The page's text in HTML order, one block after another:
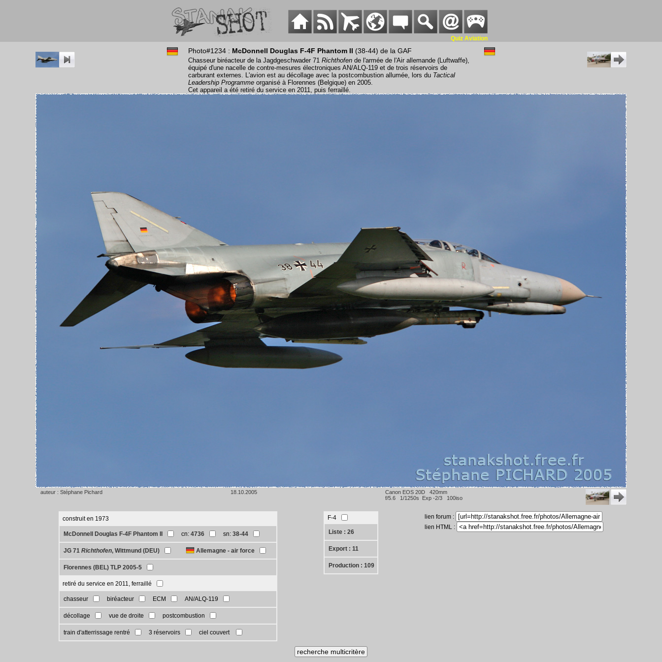
Quiz Aviation
Photo#1234 : McDonnell Douglas F-4F Phantom II (38-44) de la GAF
Chasseur biréacteur de la Jagdgeschwader 71 Richthofen de l'armée de l'Air allemande (Luftwaffe),
équipé d'une nacelle de contre-mesures électroniques AN/ALQ-119 et de trois réservoirs de
carburant externes. L'avion est au décollage avec la postcombustion allumée, lors du Tactical
Leadership Programme organisé à Florennes (Belgique) en 2005.
Cet appareil a été retiré du service en 2011, puis ferraillé.
auteur : Stéphane Pichard 18.10.2005
Canon EOS 20D 420mm
f/5.6 1/1250s Exp -2/3 100iso
construit en 1973
McDonnell Douglas F-4F Phantom II cn: 4736 sn: 38-44
JG 71 Richthofen, Wittmund (DEU) Allemagne - air force
Florennes (BEL) TLP 2005-5
retiré du service en 2011, ferraillé
chasseur biréacteur ECM AN/ALQ-119
décollage vue de droite postcombustion
train d'atterrissage rentré 3 réservoirs ciel couvert
F-4
Liste : 26
Export : 11
Production : 109
lien forum :
lien HTML :